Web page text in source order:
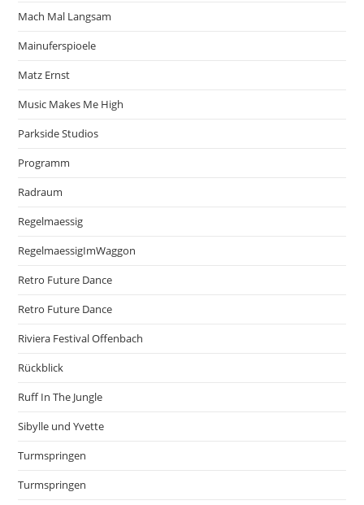
Mach Mal Langsam
Mainuferspioele
Matz Ernst
Music Makes Me High
Parkside Studios
Programm
Radraum
Regelmaessig
RegelmaessigImWaggon
Retro Future Dance
Retro Future Dance
Riviera Festival Offenbach
Rückblick
Ruff In The Jungle
Sibylle und Yvette
Turmspringen
Turmspringen